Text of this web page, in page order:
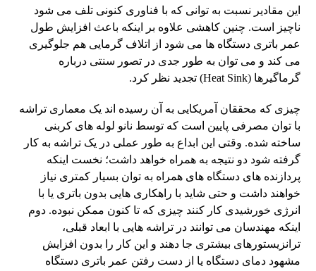
این مقادیر نسبت به توانی که با فناوری کنونی تلف می شود
ناچیز است. چنین کاهشی علاوه بر اینکه باعث افزایش طول
عمر باتری دستگاه ها می شود از اتلاف گرمایی هم جلوگیری
می کند و می توان به طور جدی در تصور سنتی درباره
گرماگیرها (Heat Sink) تجدید نظر کرد.
چیزی که محققان آمریکایی به آن رسیده اند یک معماری تراشه
با توان مصرفی پایین است که توسط نانو لوله های کربنی
ساخته شده. وقتی این ابداع به طور عملی در یک تراشه به کار
گرفته شود دو نتیجه به همراه خواهد داشت؛ نخست اینکه
پردازنده های دستگاه های همراه به توان بسیار کمتری نیاز
خواهند داشت و حتی شاید با راهکاری هایی بدون باتری یا با
انرژی خورشیدی کار کنند چیزی که تا کنون ممکن نبوده. دوم
اینکه مهندسان می توانند در تراشه هایی با ابعاد قبلی،
ترانزیستورهای بیشتری جا دهند و این کار را بدون افزایش
مشهود دمای دستگاه یا از دست رفتن عمر باتری دستگاه